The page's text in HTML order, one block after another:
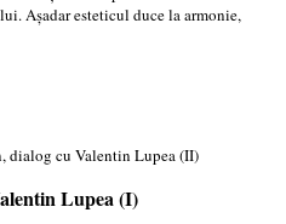
Așadar esteticul duce la armonie,
dialog cu Valentin Lupea (II)
Lupea (I)